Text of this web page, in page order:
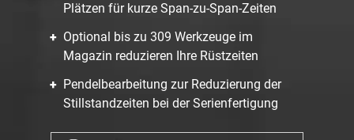
Plätzen für kurze Span-zu-Span-Zeiten
Optional bis zu 309 Werkzeuge im
Magazin reduzieren Ihre Rüstzeiten
Pendelbearbeitung zur Reduzierung der
Stillstandzeiten bei der Serienfertigung